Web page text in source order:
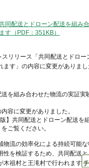
共同配送とドローン配送を組み
す（PDF：351KB）
リリース「共同配送とドロー
す」の内容に変更がありまし
を組み合わせた物流の実証実
容に変更がありました。
】共同配送とドローン配送を
ご覧ください。
流の効率化による持続可能
性を検証するため、共同配送
木祖村と王滝村で行われます。